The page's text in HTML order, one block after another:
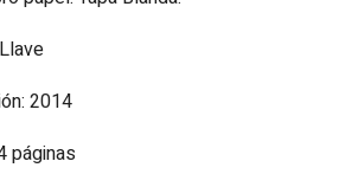
2014
páginas